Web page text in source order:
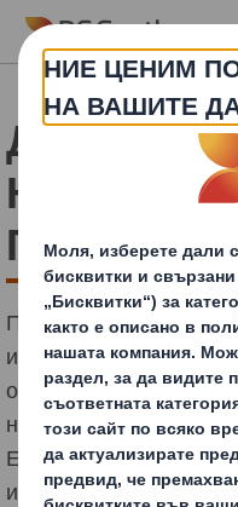
Skip to main content
Ди Ес
Награди
Приз Пак
Приз Пак е ежегоден
иновативни опаковки
опаковъчни решения и
наградите се
Експо Център София
изложби за храни,